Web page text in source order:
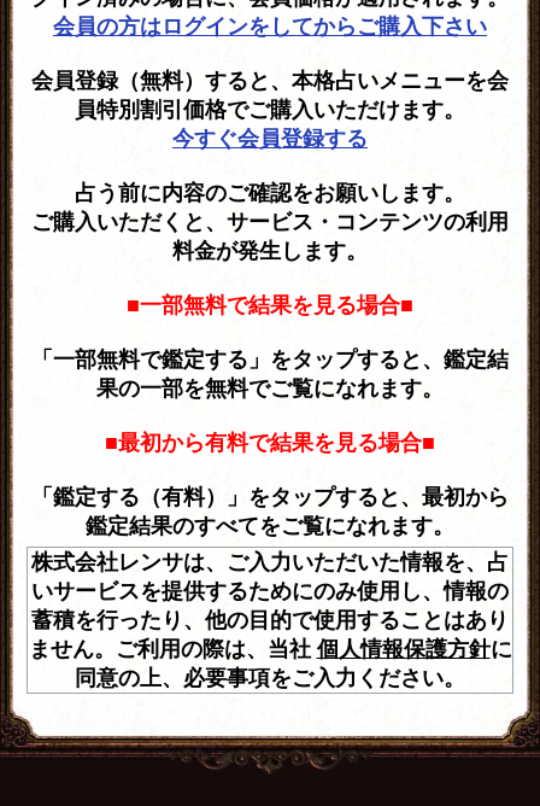
会員の方はログインをしてからご購入下さい
会員登録（無料）すると、本格占いメニューを会
員特別割引価格でご購入いただけます。
今すぐ会員登録する
占う前に内容のご確認をお願いします。
ご購入いただくと、サービス・コンテンツの利用
料金が発生します。
■一部無料で結果を見る場合■
「一部無料で鑑定する」をタップすると、鑑定結
果の一部を無料でご覧になれます。
■最初から有料で結果を見る場合■
「鑑定する（有料）」をタップすると、最初から
鑑定結果のすべてをご覧になれます。
株式会社レンサは、ご入力いただいた情報を、占
いサービスを提供するためにのみ使用し、情報の
蓄積を行ったり、他の目的で使用することはあり
ません。ご利用の際は、当社 個人情報保護方針に
同意の上、必要事項をご入力ください。